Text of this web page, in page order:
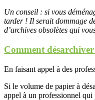
Un conseil : si vous
tarder ! Il serait dommage
d’archives obsolètes qui
Comment
En faisant appel à des
Si le volume de papier à
appel à un professionnel qui